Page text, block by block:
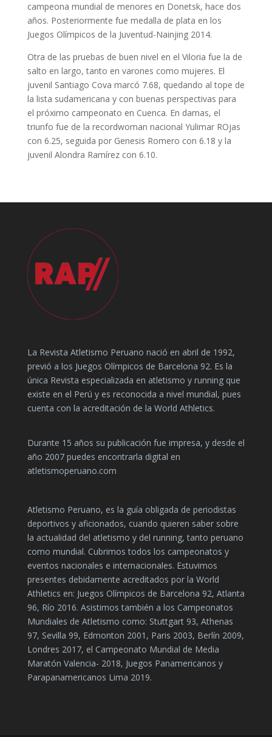
campeona mundial de menores en Donetsk, hace dos
años. Posteriormente fue medalla de plata en los
Juegos Olímpicos de la Juventud-Nainjing 2014.
Otra de las pruebas de buen nivel en el Viloria fue la de
salto en largo, tanto en varones como mujeres. El
juvenil Santiago Cova marcó 7.68, quedando al tope de
la lista sudamericana y con buenas perspectivas para
el próximo campeonato en Cuenca. En damas, el
triunfo fue de la recordwoman nacional Yulimar ROjas
con 6.25, seguida por Genesis Romero con 6.18 y la
juvenil Alondra Ramírez con 6.10.
La Revista Atletismo Peruano nació en abril de 1992,
previó a los Juegos Olímpicos de Barcelona 92. Es la
única Revista especializada en atletismo y running que
existe en el Perú y es reconocida a nivel mundial, pues
cuenta con la acreditación de la World Athletics.
Durante 15 años su publicación fue impresa, y desde el
año 2007 puedes encontrarla digital en
atletismoperuano.com
Atletismo Peruano, es la guía obligada de periodistas
deportivos y aficionados, cuando quieren saber sobre
la actualidad del atletismo y del running, tanto peruano
como mundial. Cubrimos todos los campeonatos y
eventos nacionales e internacionales. Estuvimos
presentes debidamente acreditados por la World
Athletics en: Juegos Olímpicos de Barcelona 92, Atlanta
96, Río 2016. Asistimos también a los Campeonatos
Mundiales de Atletismo como: Stuttgart 93, Athenas
97, Sevilla 99, Edmonton 2001, Paris 2003, Berlín 2009,
Londres 2017, el Campeonato Mundial de Media
Maratón Valencia- 2018, Juegos Panamericanos y
Parapanamericanos Lima 2019.